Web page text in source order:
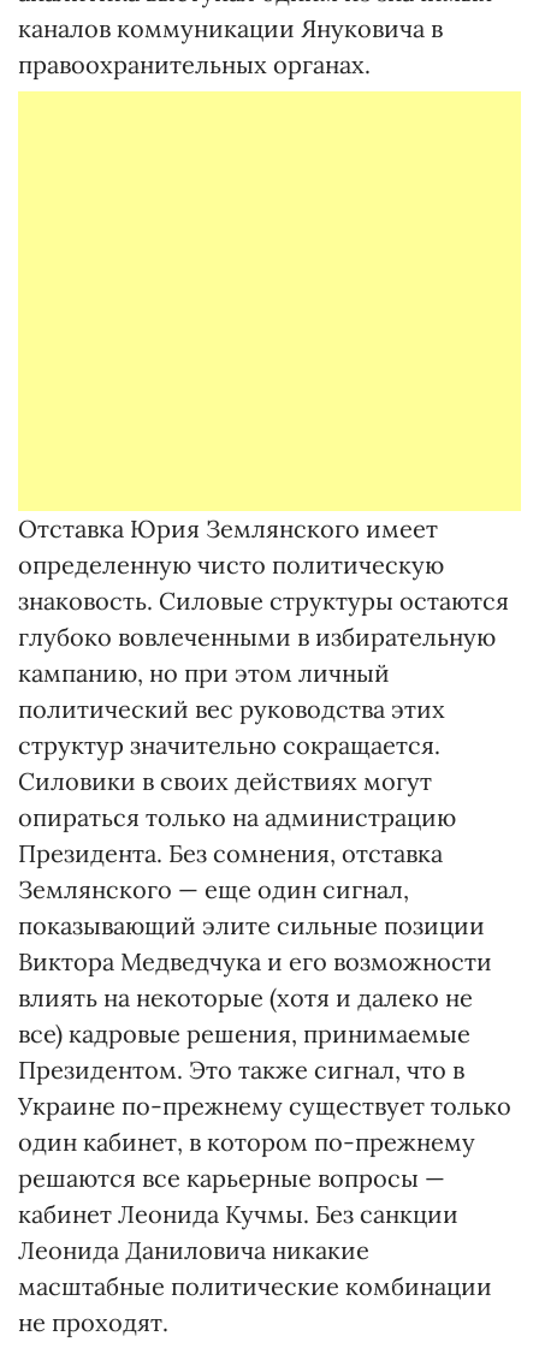
каналов коммуникации Януковича в
правоохранительных органах.
Отставка Юрия Землянского имеет
определенную чисто политическую
знаковость. Силовые структуры остаются
глубоко вовлеченными в избирательную
кампанию, но при этом личный
политический вес руководства этих
структур значительно сокращается.
Силовики в своих действиях могут
опираться только на администрацию
Президента. Без сомнения, отставка
Землянского — еще один сигнал,
показывающий элите сильные позиции
Виктора Медведчука и его возможности
влиять на некоторые (хотя и далеко не
все) кадровые решения, принимаемые
Президентом. Это также сигнал, что в
Украине по-прежнему существует только
один кабинет, в котором по-прежнему
решаются все карьерные вопросы —
кабинет Леонида Кучмы. Без санкции
Леонида Даниловича никакие
масштабные политические комбинации
не проходят.